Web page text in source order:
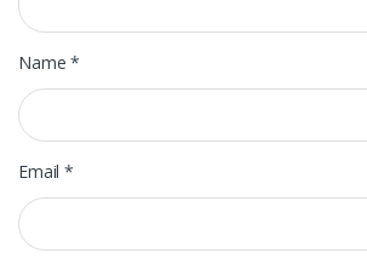
Name*
Email*